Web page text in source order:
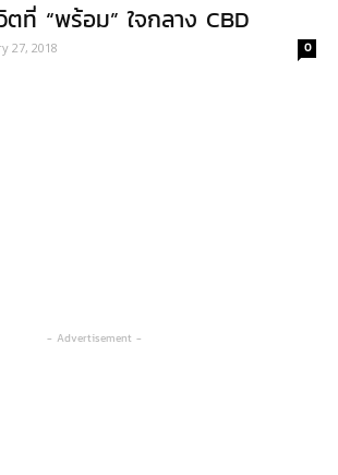
ที่ “พร้อม” ใจกลาง CBD
27, 2018 0
- Advertisement -